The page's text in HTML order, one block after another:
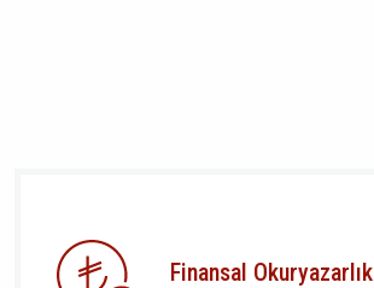
Finansal Okuryazarlık